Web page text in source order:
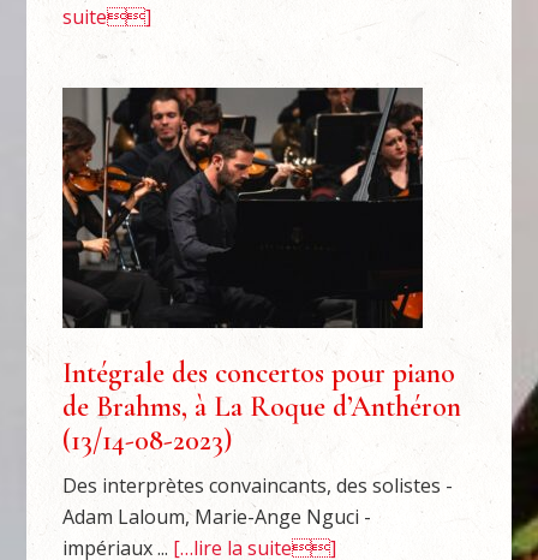
suite]
Intégrale des concertos pour piano
de Brahms, à La Roque d’Anthéron
(13/14-08-2023)
Des interprètes convaincants, des solistes -
Adam Laloum, Marie-Ange Nguci -
impériaux ... […lire la suite]